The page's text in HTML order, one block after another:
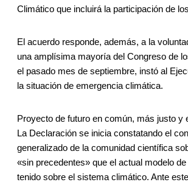
Climático que incluirá la participación de
El acuerdo responde, además, a la
una amplísima mayoría del Congreso de
el pasado mes de septiembre, instó al
la situación de emergencia climática.
Proyecto de futuro en común, más justo y
La Declaración se inicia constatando el
generalizado de la comunidad científica
«sin precedentes» que el actual modelo
tenido sobre el sistema climático. Ante